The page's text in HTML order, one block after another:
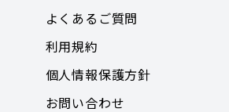
よくあるご質問
利用規約
個人情報保護方針
お問い合わせ